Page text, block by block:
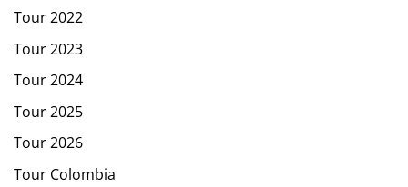
Tour 2022
Tour 2023
Tour 2024
Tour 2025
Tour 2026
Tour Colombia